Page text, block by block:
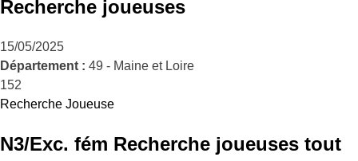
Recherche joueuses
15/05/2025
Département : 49 - Maine et Loire
152
Recherche Joueuse
N3/Exc. fém Recherche joueuses tout